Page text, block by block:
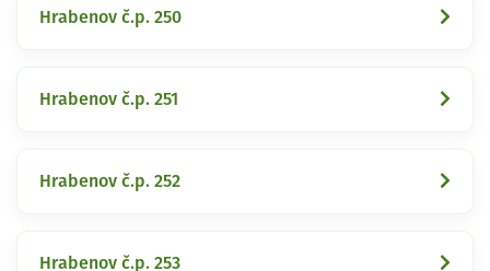
Hrabenov č.p. 250
Hrabenov č.p. 251
Hrabenov č.p. 252
Hrabenov č.p. 253